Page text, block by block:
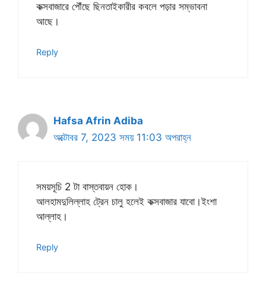
কক্সবাজারে পৌঁছে ছিনতাইকারীর কবলে পড়ার সম্ভাবনা
আছে।
Reply
Hafsa Afrin Adiba
অক্টোবর 7, 2023 সময় 11:03 অপরাহ্ন
সময়সূচি 2 টা বাস্তবায়ন হোক।
আলহামদুলিল্লাহ ট্রেন চালু হলেই কক্সবাজার যাবো।ইংশা
আল্লাহ।
Reply